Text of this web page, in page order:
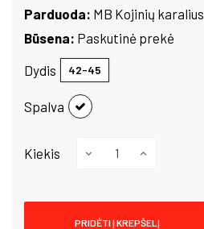
Parduoda: MB Kojinių karalius
Būsena: Paskutinė prekė
Dydis
42-45
Spalva Balta
Kiekis
PRIDĖTI Į KREPŠELĮ